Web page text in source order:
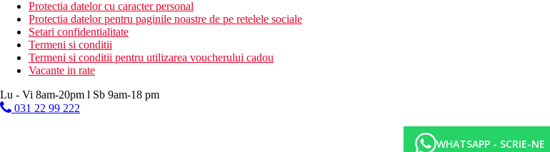
Wellness
contra cost: diverse proceduri de masaj, impachetari, terapie
Internet
gratuit: WiFi in hol
Hotelul este clasat la 5
Protectia datelor cu caracter personal
Protectia datelor pentru paginile noastre de pe retelele sociale
Setari confidentialitate
Termeni si conditii
Termeni si conditii pentru utilizarea voucherului cadou
Vacante in rate
Lu - Vi 8am-20pm l Sb 9am-18 pm
031 22 99 222
WHATSAPP - SCRIE-NE